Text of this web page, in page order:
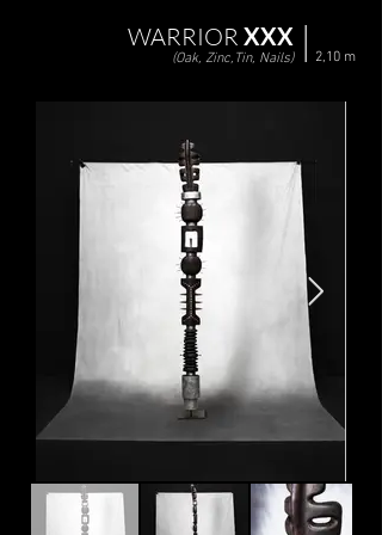
WARRIOR XXX
(Oak, Zinc,Tin, Nails) 2,10 m